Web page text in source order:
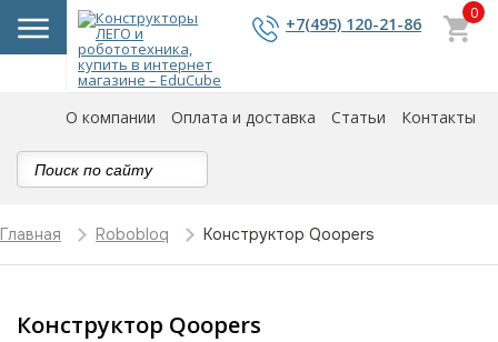
+7(495) 120-21-86
0
О компании Оплата и доставка Статьи Контакты
Главная Robobloq Конструктор Qoopers
Конструктор Qoopers